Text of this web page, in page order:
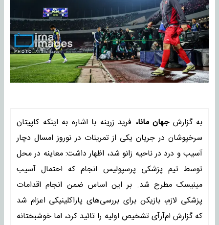
به گزارشجهان مانا، فرید زرینه با اشاره به اینکه کاپیتان
سرخپوشان در جریان یکی از تمرینات در نوروز امسال دچار
آسیب و درد در ناحیه زانو شد، اظهار داشت: معاینه در محل
توسط تیم پزشکی پرسپولیس انجام که احتمال آسیب
مینیسک مطرح شد. بر این اساس ضمن انجام اقدامات
پزشکی لازم، بازیکن برای بررسی‌های پاراکلینیکی اعزام شد
که گزارش ام‌آرآی تشخیص اولیه را تائید کرد، اما خوشبختانه